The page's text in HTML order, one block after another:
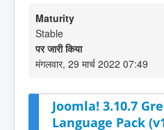
Maturity
Stable
पर जारी किया
मंगलवार, 29 मार्च 2022 07:49
Joomla! 3.10.7
Language Pack